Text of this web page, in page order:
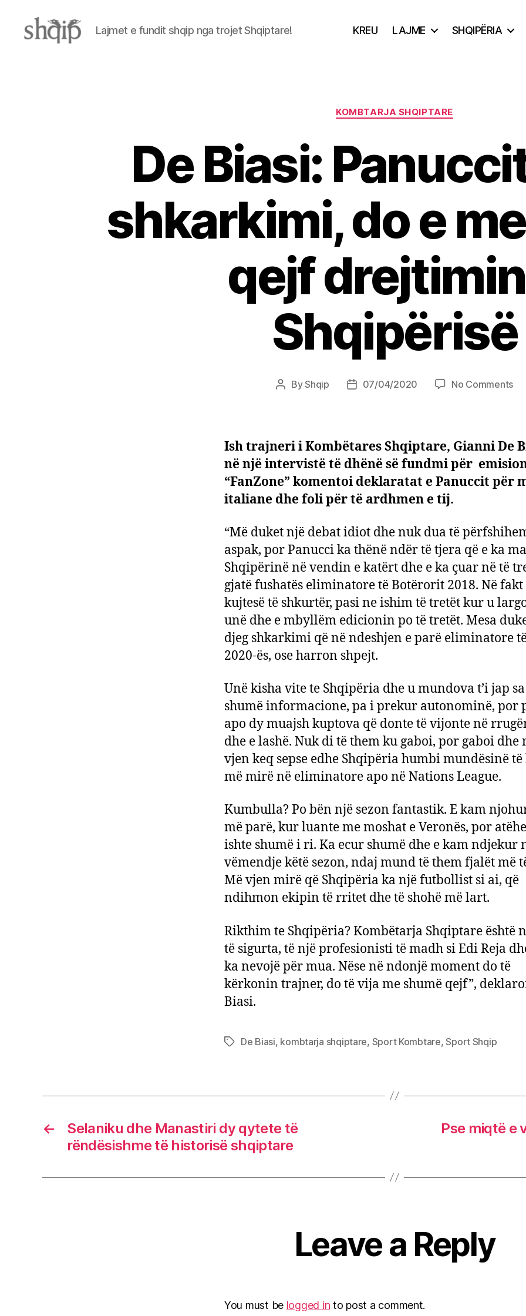
Lajmet e fundit shqip nga trojet Shqiptare! KREU LAJME SHQIPËRIA
Categories
KOMBTARJA SHQIPTARE
De Biasi:
shkarkimi, do e
qejf
Shqipërisë
PostByShqip
Post07/04/2020 No Commentson
do
e
Ish trajneri i Kombëtares Shqiptare, Gianni De
në një intervistë të dhënë së fundmi për
“FanZone” komentoi deklaratat e Panuccit për
italiane dhe foli për të ardhmen e tij.
“Më duket një debat idiot dhe nuk dua të
aspak, por Panucci ka thënë ndër të tjera që e ka
Shqipërinë në vendin e katërt dhe e ka çuar në të
gjatë fushatës eliminatore të Botërorit 2018. Në fakt
kujtesë të shkurtër, pasi ne ishim të tretët kur u
unë dhe e mbyllëm edicionin po të tretët. Mesa
djeg shkarkimi që në ndeshjen e parë eliminatore
2020-ës, ose harron shpejt.
Unë kisha vite te Shqipëria dhe u mundova t’i jap
shumë informacione, pa i prekur autonominë, por
apo dy muajsh kuptova që donte të vijonte në
dhe e lashë. Nuk di të them ku gaboi, por gaboi dhe
vjen keq sepse edhe Shqipëria humbi mundësinë të
më mirë në eliminatore apo në Nations League.
Kumbulla? Po bën një sezon fantastik. E kam
më parë, kur luante me moshat e Veronës, por
ishte shumë i ri. Ka ecur shumë dhe e kam ndjekur
vëmendje këtë sezon, ndaj mund të them fjalët më
Më vjen mirë që Shqipëria ka një futbollist si ai, që
ndihmon ekipin të rritet dhe të shohë më lart.
Rikthim te Shqipëria? Kombëtarja Shqiptare është
të sigurta, të një profesionisti të madh si Edi Reja
ka nevojë për mua. Nëse në ndonjë moment do të
kërkonin trajner, do të vija me shumë qejf”,
Biasi.
TagsDe Biasi, kombtarja shqiptare, Sport Kombtare,Sport Shqip
←
Selaniku dhe Manastiri dy qytete të
rëndësishme të historisë shqiptare
Pse miqtë e
Leave a Reply
You must be logged in to post a comment.